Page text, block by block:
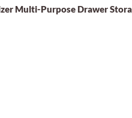
Multi-Purpose Drawer